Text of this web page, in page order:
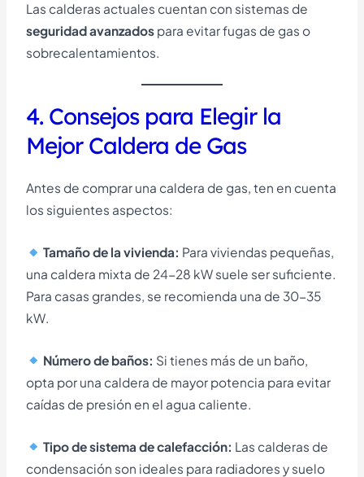
Las calderas actuales cuentan con sistemas de
seguridad avanzados para evitar fugas de gas o
sobrecalentamientos.
4. Consejos para Elegir la
Mejor Caldera de Gas
Antes de comprar una caldera de gas, ten en cuenta
los siguientes aspectos:
Tamaño de la vivienda: Para viviendas pequeñas,
una caldera mixta de 24-28 kW suele ser suficiente.
Para casas grandes, se recomienda una de 30-35
kW.
Número de baños: Si tienes más de un baño,
opta por una caldera de mayor potencia para evitar
caídas de presión en el agua caliente.
Tipo de sistema de calefacción: Las calderas de
condensación son ideales para radiadores y suelo